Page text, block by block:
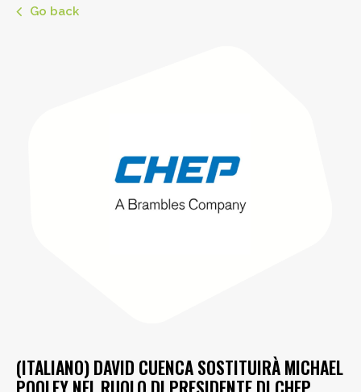
Go back
(ITALIANO) DAVID CUENCA SOSTITUIRÀ MICHAEL